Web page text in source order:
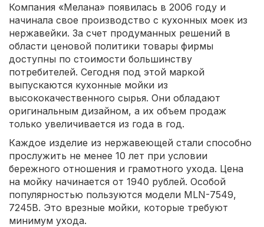
Компания «Мелана» появилась в 2006 году и
начинала свое производство с кухонных моек из
нержавейки. За счет продуманных решений в
области ценовой политики товары фирмы
доступны по стоимости большинству
потребителей. Сегодня под этой маркой
выпускаются кухонные мойки из
высококачественного сырья. Они обладают
оригинальным дизайном, а их объем продаж
только увеличивается из года в год.
Каждое изделие из нержавеющей стали способно
прослужить не менее 10 лет при условии
бережного отношения и грамотного ухода. Цена
на мойку начинается от 1940 рублей. Особой
популярностью пользуются модели MLN-7549,
7245В. Это врезные мойки, которые требуют
минимум ухода.